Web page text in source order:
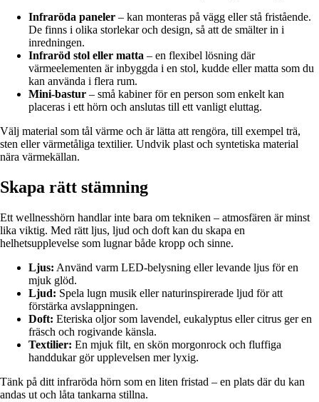
Infraröda paneler – kan monteras på vägg eller stå fristående.
De finns i olika storlekar och design, så att de smälter in i
inredningen.
Infraröd stol eller matta – en flexibel lösning där
värmeelementen är inbyggda i en stol, kudde eller matta som du
kan använda i flera rum.
Mini-bastur – små kabiner för en person som enkelt kan
placeras i ett hörn och anslutas till ett vanligt eluttag.
Välj material som tål värme och är lätta att rengöra, till exempel trä,
sten eller värmetåliga textilier. Undvik plast och syntetiska material
nära värmekällan.
Skapa rätt stämning
Ett wellnesshörn handlar inte bara om tekniken – atmosfären är minst
lika viktig. Med rätt ljus, ljud och doft kan du skapa en
helhetsupplevelse som lugnar både kropp och sinne.
Ljus: Använd varm LED-belysning eller levande ljus för en
mjuk glöd.
Ljud: Spela lugn musik eller naturinspirerade ljud för att
förstärka avslappningen.
Doft: Eteriska oljor som lavendel, eukalyptus eller citrus ger en
fräsch och rogivande känsla.
Textilier: En mjuk filt, en skön morgonrock och fluffiga
handdukar gör upplevelsen mer lyxig.
Tänk på ditt infraröda hörn som en liten fristad – en plats där du kan
andas ut och låta tankarna stillna.